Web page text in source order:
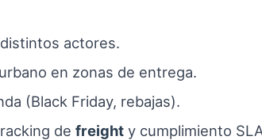
actores.
en zonas de entrega.
(Black Friday, rebajas).
de freight y cumplimiento